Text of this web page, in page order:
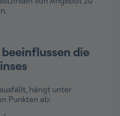
die
hängt unter
Punkten ab: